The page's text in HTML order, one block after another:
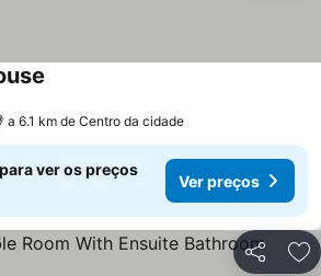
a 6.1 km de Centro da cidade
ver os preços
Ver preços
Partilhar